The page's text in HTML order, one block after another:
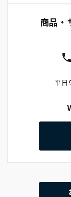
商品・
平日